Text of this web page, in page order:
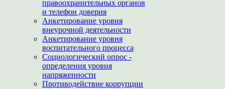
правоохранительных органов
и телефон доверия
Анкетирование уровня
внеурочной деятельности
Анкетирование уровня
воспитательного процесса
Социологический опрос -
определения уровня
напряженности
Противодействие коррупции